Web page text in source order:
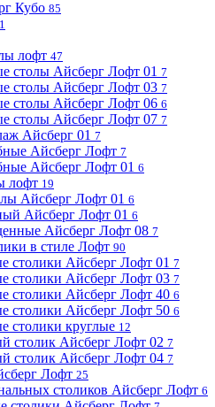
Кубо 85
1
лофт 47
столы Айсберг Лофт 01 7
столы Айсберг Лофт 03 7
столы Айсберг Лофт 06 6
столы Айсберг Лофт 07 7
Айсберг 01 7
Айсберг Лофт 7
Айсберг Лофт 01 6
лофт 19
Айсберг Лофт 01 6
Айсберг Лофт 01 6
Айсберг Лофт 08 7
в стиле Лофт 90
столики Айсберг Лофт 01 7
столики Айсберг Лофт 03 7
столики Айсберг Лофт 40 6
столики Айсберг Лофт 50 6
столики круглые 12
столик Айсберг Лофт 02 7
столик Айсберг Лофт 04 7
Лофт 25
столиков Айсберг Лофт 6